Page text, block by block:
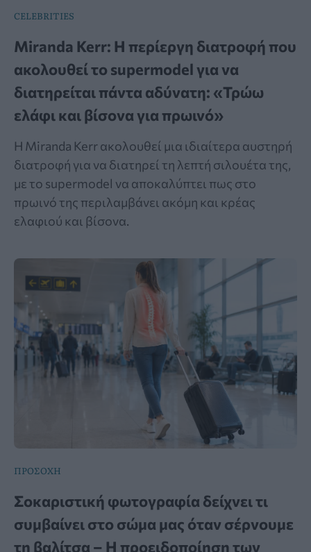
CELEBRITIES
Miranda Kerr: Η περίεργη διατροφή που
ακολουθεί το supermodel για να
διατηρείται πάντα αδύνατη: «Τρώω
ελάφι και βίσονα για πρωινό»
Η Miranda Kerr ακολουθεί μια ιδιαίτερα αυστηρή
διατροφή για να διατηρεί τη λεπτή σιλουέτα της,
με το supermodel να αποκαλύπτει πως στο
πρωινό της περιλαμβάνει ακόμη και κρέας
ελαφιού και βίσονα.
ΠΡΟΣΟΧΗ
Σοκαριστική φωτογραφία δείχνει τι
συμβαίνει στο σώμα μας όταν σέρνουμε
τη βαλίτσα – Η προειδοποίηση των